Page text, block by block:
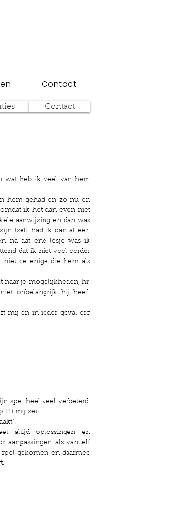
Contact
Contact
wat heb ik veel van hem
hem gehad en zo nu en
ik het dan even niet
aanwijzing en dan was
(zelf had ik dan al een
na dat ene lesje was ik
dat ik niet veel eerder
niet de enige die hem als
naar je mogelijkheden, hij
onbelangrijk hij heeft
mij en in ieder geval erg
spel heel veel verbeterd.
11) mij zei :
altijd oplossingen en
aanpassingen als vanzelf
gekomen en daarmee